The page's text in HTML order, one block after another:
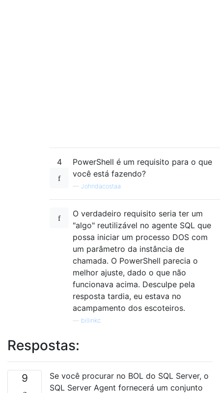
4
PowerShell é um requisito para o que
você está fazendo?
— Johndacostaa
O verdadeiro requisito seria ter um
"algo" reutilizável no agente SQL que
possa iniciar um processo DOS com
um parâmetro da instância de
chamada. O PowerShell parecia o
melhor ajuste, dado o que não
funcionava acima. Desculpe pela
resposta tardia, eu estava no
acampamento dos escoteiros.
billinkc
Respostas:
9
Se você procurar no BOL do SQL Server, o
SQL Server Agent fornecerá um conjunto